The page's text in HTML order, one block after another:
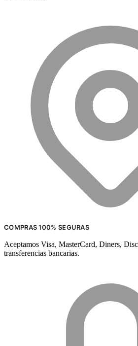
COMPRAS 100% SEGURAS
Aceptamos Visa, MasterCard, Diners,
transferencias bancarias.